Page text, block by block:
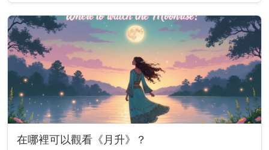
在哪裡可以觀看《月升》？